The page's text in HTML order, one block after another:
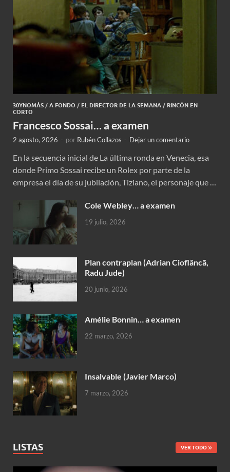
30YNOMÁS / A FONDO / EL DIRECTOR DE LA SEMANA / RINCÓN EN
CORTO
Francesco Sossai… a examen
2 agosto, 2026 - por Rubén Collazos - Dejar un comentario
En la secuencia inicial de La última ronda en Venecia, esa
donde Primo Sossai recibe un Rolex por parte de la
empresa el día de su jubilación, Tiziano, el personaje que …
Cole Webley… a examen
19 julio, 2026
Plan contraplan (Adrian Cioflâncã,
Radu Jude)
20 junio, 2026
Amélie Bonnin… a examen
22 marzo, 2026
Insalvable (Javier Marco)
7 marzo, 2026
LISTAS VER TODO